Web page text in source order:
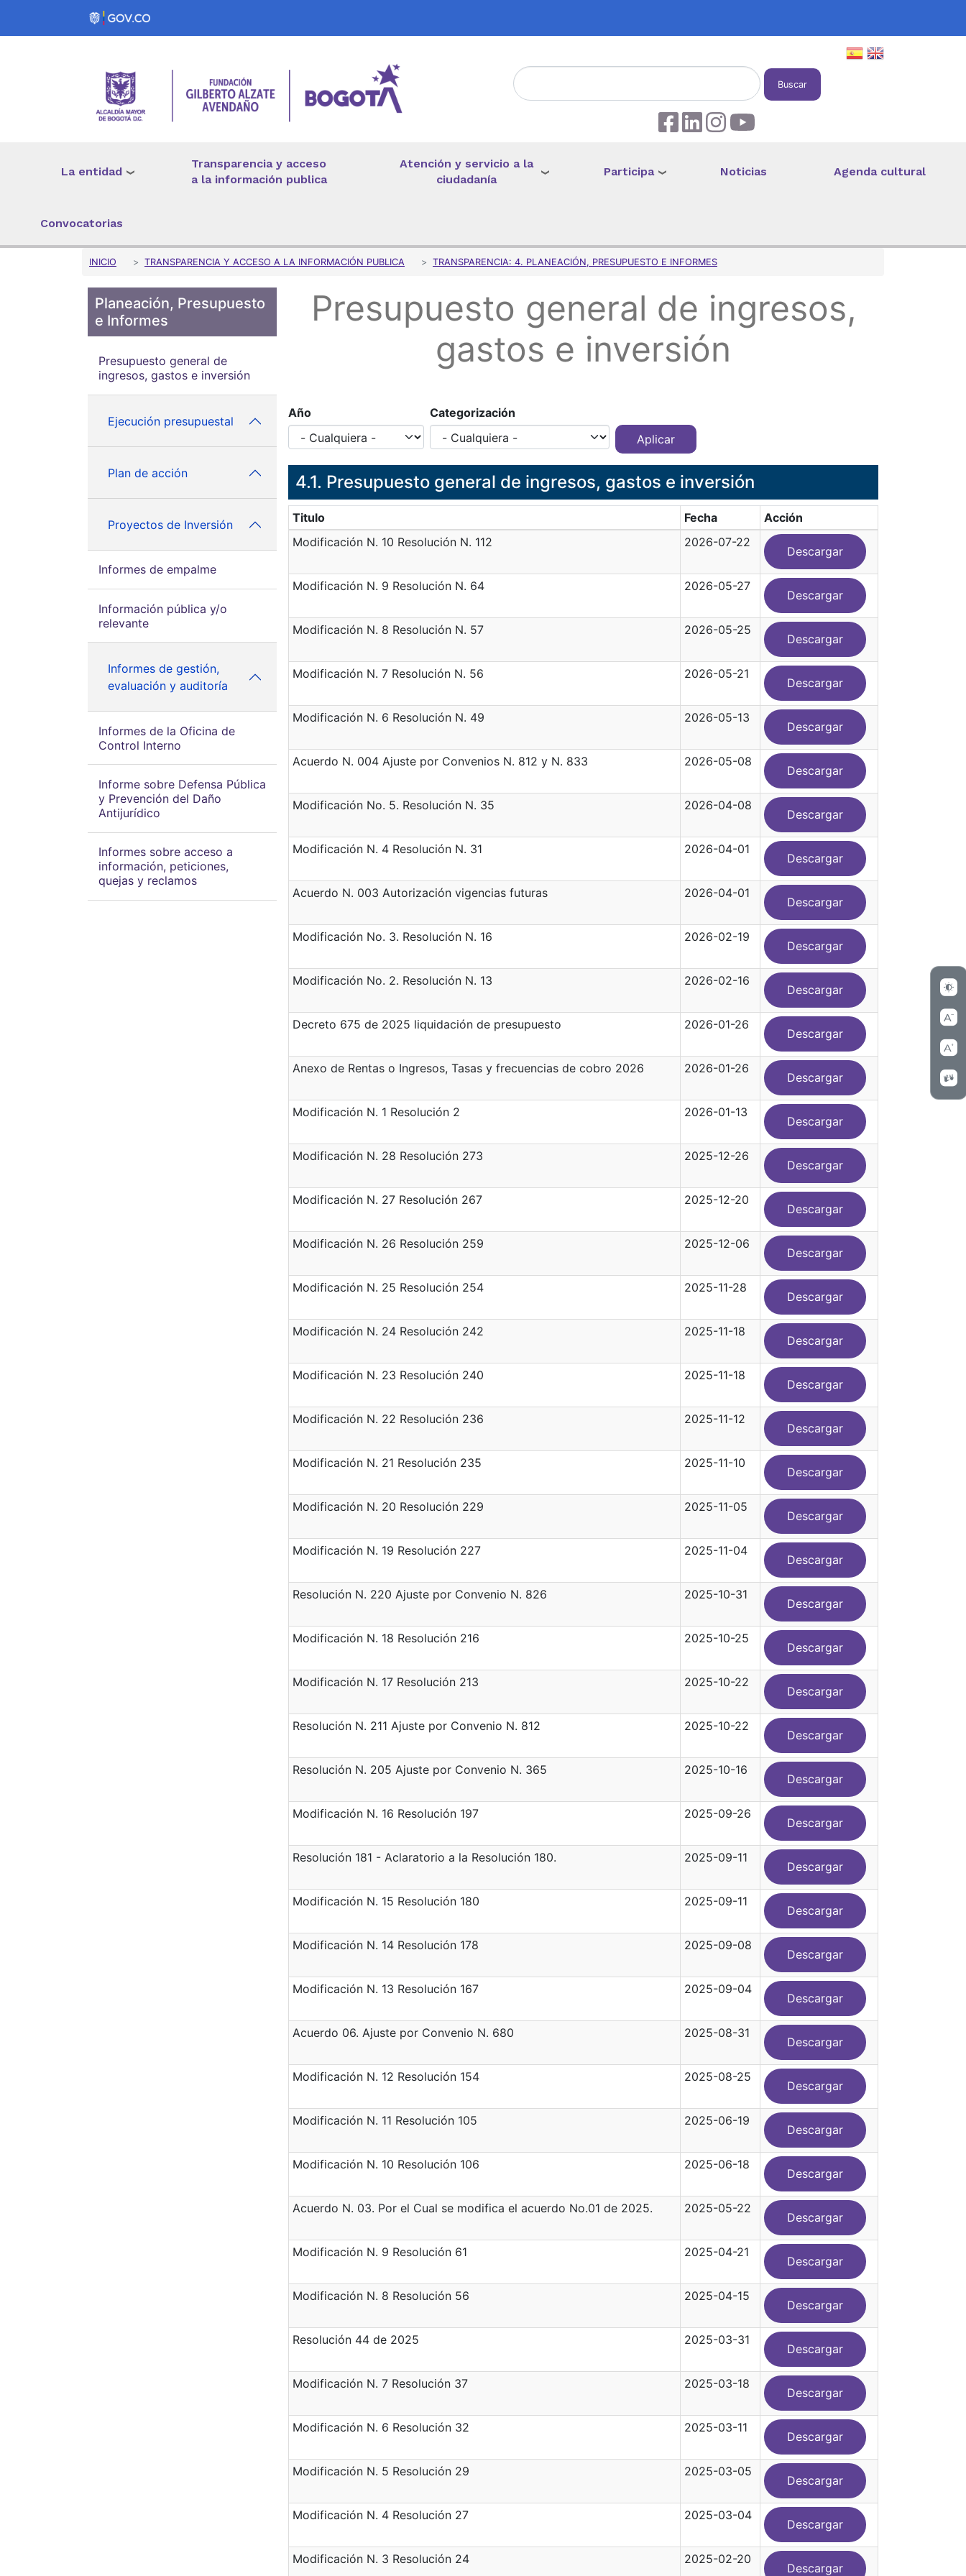
Pasar al contenido principal
Buscar
La entidad
Transparencia y acceso
a la información publica
Atención y servicio a la
ciudadanía
Participa Noticias Agenda cultural
Convocatorias
Sobrescribir enlaces de ayuda a la navegación
INICIO TRANSPARENCIA Y ACCESO A LA INFORMACIÓN PUBLICA TRANSPARENCIA: 4. PLANEACIÓN, PRESUPUESTO E INFORMES
Planeación, Presupuesto
e Informes
Presupuesto general de
ingresos, gastos e inversión
Ejecución presupuestal
Plan de acción
Proyectos de Inversión
Informes de empalme
Información pública y/o
relevante
Informes de gestión,
evaluación y auditoría
Informes de la Oficina de
Control Interno
Informe sobre Defensa Pública
y Prevención del Daño
Antijurídico
Informes sobre acceso a
información, peticiones,
quejas y reclamos
Presupuesto general de ingresos,
gastos e inversión
Año Categorización
​4.1. Presupuesto general de ingresos, gastos e inversión
Titulo Fecha
Acción
Modificación N. 10 Resolución N. 112
2026-07-22
Descargar
Modificación N. 9 Resolución N. 64 2026-05-27
Descargar
Modificación N. 8 Resolución N. 57 2026-05-25
Descargar
Modificación N. 7 Resolución N. 56 2026-05-21
Descargar
Modificación N. 6 Resolución N. 49 2026-05-13
Descargar
Acuerdo N. 004 Ajuste por Convenios N. 812 y N. 833 2026-05-08
Descargar
Modificación No. 5. Resolución N. 35 2026-04-08
Descargar
Modificación N. 4 Resolución N. 31 2026-04-01
Descargar
Acuerdo N. 003 Autorización vigencias futuras 2026-04-01
Descargar
Modificación No. 3. Resolución N. 16 2026-02-19
Descargar
Modificación No. 2. Resolución N. 13 2026-02-16
Descargar
Decreto 675 de 2025 liquidación de presupuesto 2026-01-26
Descargar
Anexo de Rentas o Ingresos, Tasas y frecuencias de cobro 2026 2026-01-26
Descargar
Modificación N. 1 Resolución 2 2026-01-13
Descargar
Modificación N. 28 Resolución 273 2025-12-26
Descargar
Modificación N. 27 Resolución 267 2025-12-20
Descargar
Modificación N. 26 Resolución 259 2025-12-06
Descargar
Modificación N. 25 Resolución 254 2025-11-28
Descargar
Modificación N. 24 Resolución 242 2025-11-18
Descargar
Modificación N. 23 Resolución 240 2025-11-18
Descargar
Modificación N. 22 Resolución 236 2025-11-12
Descargar
Modificación N. 21 Resolución 235 2025-11-10
Descargar
Modificación N. 20 Resolución 229 2025-11-05
Descargar
Modificación N. 19 Resolución 227 2025-11-04
Descargar
Resolución N. 220 Ajuste por Convenio N. 826 2025-10-31
Descargar
Modificación N. 18 Resolución 216 2025-10-25
Descargar
Modificación N. 17 Resolución 213 2025-10-22
Descargar
Resolución N. 211 Ajuste por Convenio N. 812 2025-10-22
Descargar
Resolución N. 205 Ajuste por Convenio N. 365 2025-10-16
Descargar
Modificación N. 16 Resolución 197 2025-09-26
Descargar
Resolución 181 - Aclaratorio a la Resolución 180. 2025-09-11
Descargar
Modificación N. 15 Resolución 180 2025-09-11
Descargar
Modificación N. 14 Resolución 178 2025-09-08
Descargar
Modificación N. 13 Resolución 167 2025-09-04
Descargar
Acuerdo 06. Ajuste por Convenio N. 680 2025-08-31
Descargar
Modificación N. 12 Resolución 154 2025-08-25
Descargar
Modificación N. 11 Resolución 105 2025-06-19
Descargar
Modificación N. 10 Resolución 106 2025-06-18
Descargar
Acuerdo N. 03. Por el Cual se modifica el acuerdo No.01 de 2025. 2025-05-22
Descargar
Modificación N. 9 Resolución 61 2025-04-21
Descargar
Modificación N. 8 Resolución 56 2025-04-15
Descargar
Resolución 44 de 2025 2025-03-31
Descargar
Modificación N. 7 Resolución 37 2025-03-18
Descargar
Modificación N. 6 Resolución 32 2025-03-11
Descargar
Modificación N. 5 Resolución 29 2025-03-05
Descargar
Modificación N. 4 Resolución 27 2025-03-04
Descargar
Modificación N. 3 Resolución 24 2025-02-20
Descargar